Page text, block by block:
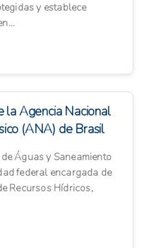
y establece
la Agencia Nacional
(ANA) de Brasil
Águas y Saneamiento
federal encargada de
Recursos Hídricos,